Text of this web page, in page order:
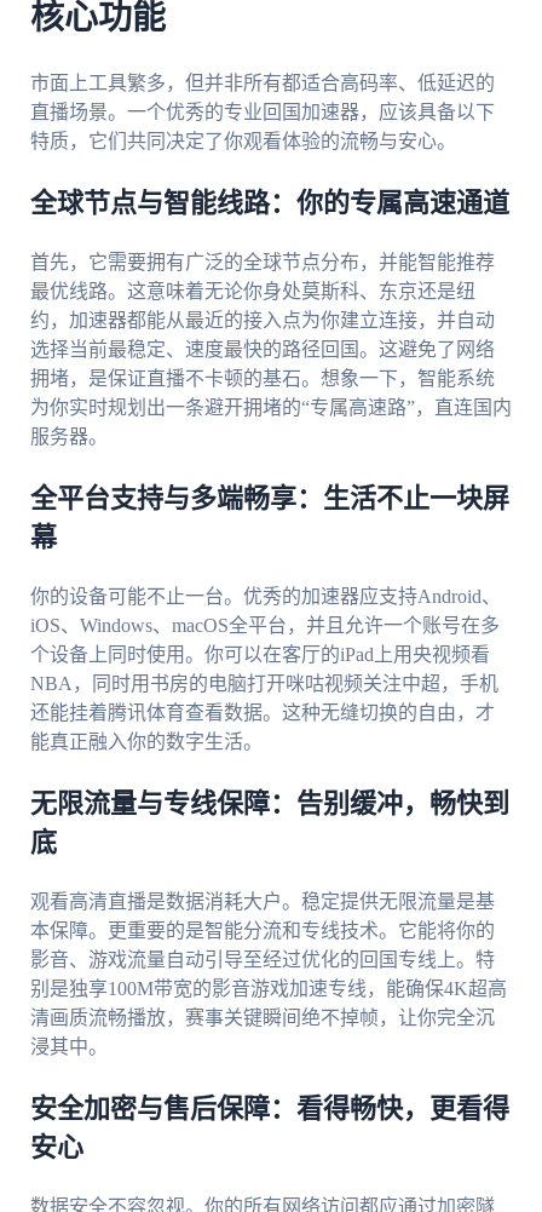
核心功能
市面上工具繁多，但并非所有都适合高码率、低延迟的
直播场景。一个优秀的专业回国加速器，应该具备以下
特质，它们共同决定了你观看体验的流畅与安心。
全球节点与智能线路：你的专属高速通道
首先，它需要拥有广泛的全球节点分布，并能智能推荐
最优线路。这意味着无论你身处莫斯科、东京还是纽
约，加速器都能从最近的接入点为你建立连接，并自动
选择当前最稳定、速度最快的路径回国。这避免了网络
拥堵，是保证直播不卡顿的基石。想象一下，智能系统
为你实时规划出一条避开拥堵的“专属高速路”，直连国内
服务器。
全平台支持与多端畅享：生活不止一块屏
幕
你的设备可能不止一台。优秀的加速器应支持Android、
iOS、Windows、macOS全平台，并且允许一个账号在多
个设备上同时使用。你可以在客厅的iPad上用央视频看
NBA，同时用书房的电脑打开咪咕视频关注中超，手机
还能挂着腾讯体育查看数据。这种无缝切换的自由，才
能真正融入你的数字生活。
无限流量与专线保障：告别缓冲，畅快到
底
观看高清直播是数据消耗大户。稳定提供无限流量是基
本保障。更重要的是智能分流和专线技术。它能将你的
影音、游戏流量自动引导至经过优化的回国专线上。特
别是独享100M带宽的影音游戏加速专线，能确保4K超高
清画质流畅播放，赛事关键瞬间绝不掉帧，让你完全沉
浸其中。
安全加密与售后保障：看得畅快，更看得
安心
数据安全不容忽视。你的所有网络访问都应通过加密隧